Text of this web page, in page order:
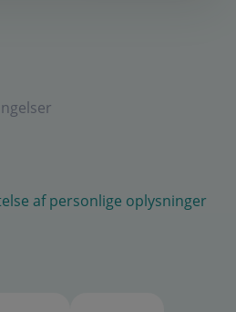
af personlige oplysninger